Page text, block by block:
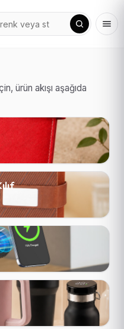
ürün akışı aşağıda